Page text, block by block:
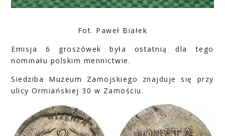
Fot. Paweł Białek
Emisja 6 groszówek była ostatnią dla tego
nominału polskim mennictwie.
Siedziba Muzeum Zamojskiego znajduje się przy
ulicy Ormiańskiej 30 w Zamościu.